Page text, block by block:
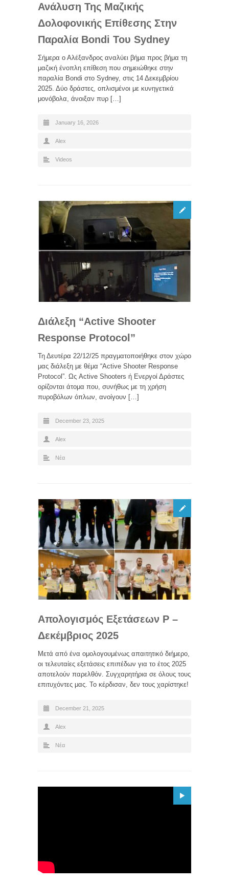
Ανάλυση Της Μαζικής
Δολοφονικής Επίθεσης Στην
Παραλία Bondi Του Sydney
Σήμερα ο Αλέξανδρος αναλύει βήμα προς βήμα τη
μαζική ένοπλη επίθεση που σημειώθηκε στην
παραλία Bondi στο Sydney, στις 14 Δεκεμβρίου
2025. Δύο δράστες, οπλισμένοι με κυνηγετικά
μονόβολα, άνοιξαν πυρ […]
January 16, 2026
Alex
Videos
Διάλεξη “Active Shooter
Response Protocol”
Τη Δευτέρα 22/12/25 πραγματοποιήθηκε στον χώρο
μας διάλεξη με θέμα “Active Shooter Response
Protocol”. Ως Active Shooters ή Ενεργοί Δράστες
ορίζονται άτομα που, συνήθως με τη χρήση
πυροβόλων όπλων, ανοίγουν […]
December 23, 2025
Alex
Νέα
Απολογισμός Εξετάσεων P –
Δεκέμβριος 2025
Μετά από ένα ομολογουμένως απαιτητικό διήμερο,
οι τελευταίες εξετάσεις επιπέδων για το έτος 2025
αποτελούν παρελθόν. Συγχαρητήρια σε όλους τους
επιτυχόντες μας. Το κέρδισαν, δεν τους χαρίστηκε!
December 21, 2025
Alex
Νέα